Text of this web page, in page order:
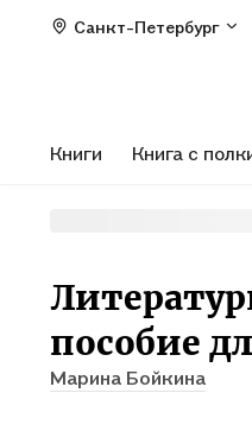
Санкт-Петербург
Книги Книга с
пособие
Марина Бойкина